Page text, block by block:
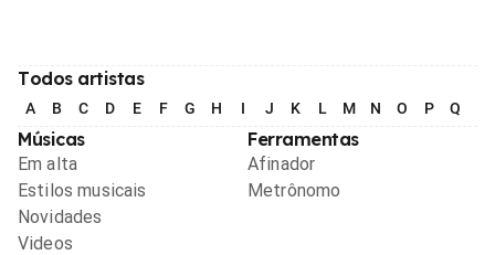
Todos artistas
A B C D E F G H I J K L M N O P Q
Músicas
Em alta
Estilos musicais
Novidades
Videos
Ferramentas
Afinador
Metrônomo